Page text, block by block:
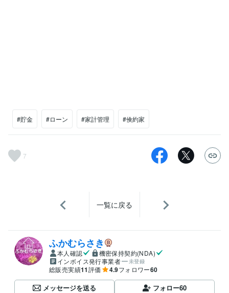
#貯金 #ローン #家計管理 #倹約家
7
一覧に戻る
ふかむらさき
本人確認
機密保持契約(NDA)
インボイス発行事業者
未登録
総販売実績11評価 4.9フォロワー60
メッセージを送る フォロー60